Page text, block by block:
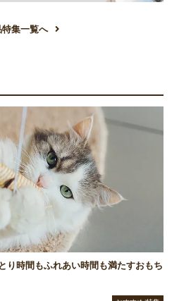
特集一覧へ
り時間もふれあい時間も満たすおもち